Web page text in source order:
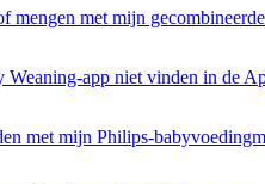
mengen met mijn
Weaning-app niet vinden in de
met mijn Philips-